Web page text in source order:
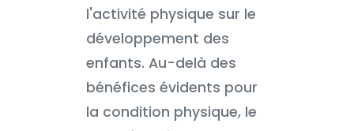
l'activité physique sur le
développement des
enfants. Au-delà des
bénéfices évidents pour
la condition physique, le